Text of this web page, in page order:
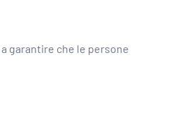
garantire che le persone